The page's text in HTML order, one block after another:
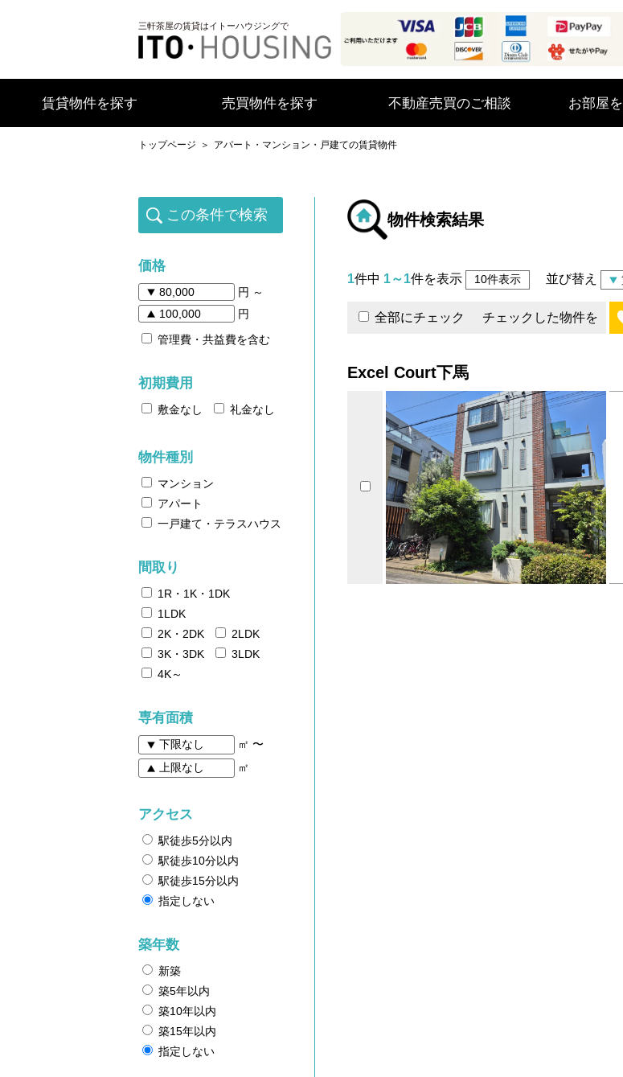
三軒茶屋の賃貸はイトーハウジングで
賃貸物件を探す 売買物件を探す 不動産売買のご相談 お部屋
トップページ アパート・マンション・戸建ての賃貸物件
この条件で検索
価格
円 ～
円
管理費・共益費を含む
初期費用
敷金なし 礼金なし
物件種別
マンション
アパート
一戸建て・テラスハウス
間取り
1R・1K・1DK
1LDK
2K・2DK
2LDK
3K・3DK
3LDK
4K～
専有面積
㎡ 〜
㎡
アクセス
駅徒歩5分以内
駅徒歩10分以内
駅徒歩15分以内
指定しない
築年数
新築
築5年以内
築10年以内
築15年以内
指定しない
物件検索結果
1件中 1～1件を表示 並び替え
全部にチェック チェックした物件を
Excel Court下馬